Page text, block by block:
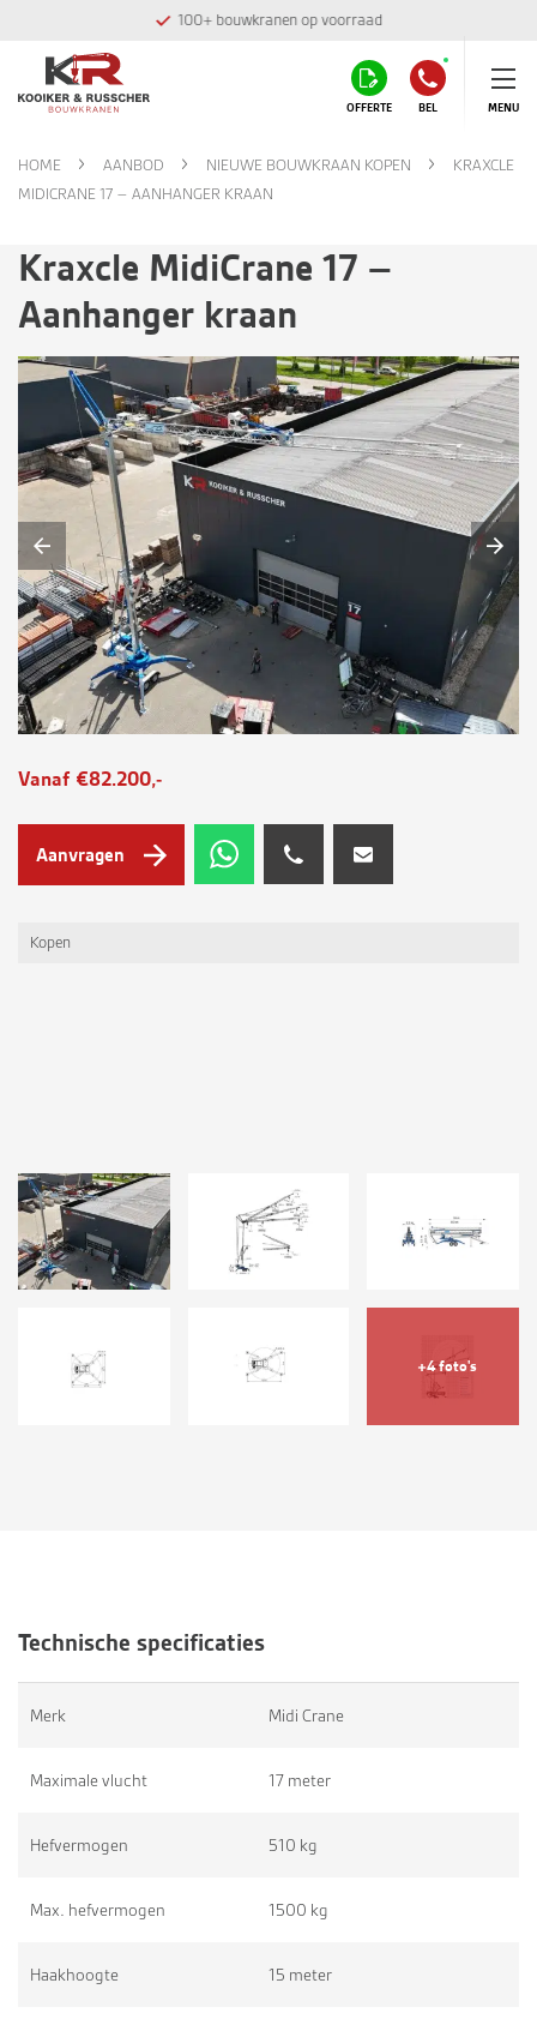
100+ bouwkranen op voorraad
OFFERTE BEL MENU
HOME AANBOD NIEUWE BOUWKRAAN KOPEN
KRAXCLE
MIDICRANE 17 – AANHANGER KRAAN
Kraxcle MidiCrane 17 –
Aanhanger kraan
Vanaf €82.200,-
Aanvragen
Kopen
+4 foto's
Technische specificaties
Merk Midi Crane
Maximale vlucht 17 meter
Hefvermogen 510 kg
Max. hefvermogen 1500 kg
Haakhoogte 15 meter